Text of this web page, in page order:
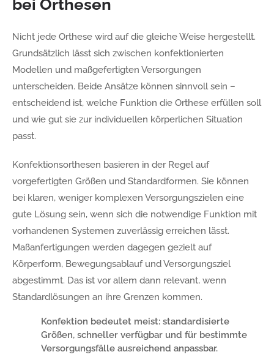
bei Orthesen
Nicht jede Orthese wird auf die gleiche Weise hergestellt.
Grundsätzlich lässt sich zwischen konfektionierten
Modellen und maßgefertigten Versorgungen
unterscheiden. Beide Ansätze können sinnvoll sein –
entscheidend ist, welche Funktion die Orthese erfüllen soll
und wie gut sie zur individuellen körperlichen Situation
passt.
Konfektionsorthesen basieren in der Regel auf
vorgefertigten Größen und Standardformen. Sie können
bei klaren, weniger komplexen Versorgungszielen eine
gute Lösung sein, wenn sich die notwendige Funktion mit
vorhandenen Systemen zuverlässig erreichen lässt.
Maßanfertigungen werden dagegen gezielt auf
Körperform, Bewegungsablauf und Versorgungsziel
abgestimmt. Das ist vor allem dann relevant, wenn
Standardlösungen an ihre Grenzen kommen.
Konfektion bedeutet meist: standardisierte
Größen, schneller verfügbar und für bestimmte
Versorgungsfälle ausreichend anpassbar.